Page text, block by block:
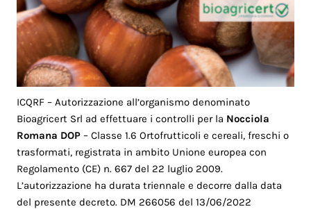
ICQRF – Autorizzazione all’organismo denominato
Bioagricert Srl ad effettuare i controlli per la Nocciola
Romana DOP – Classe 1.6 Ortofrutticoli e cereali, freschi o
trasformati, registrata in ambito Unione europea con
Regolamento (CE) n. 667 del 22 luglio 2009.
L’autorizzazione ha durata triennale e decorre dalla data
del presente decreto. DM 266056 del 13/06/2022